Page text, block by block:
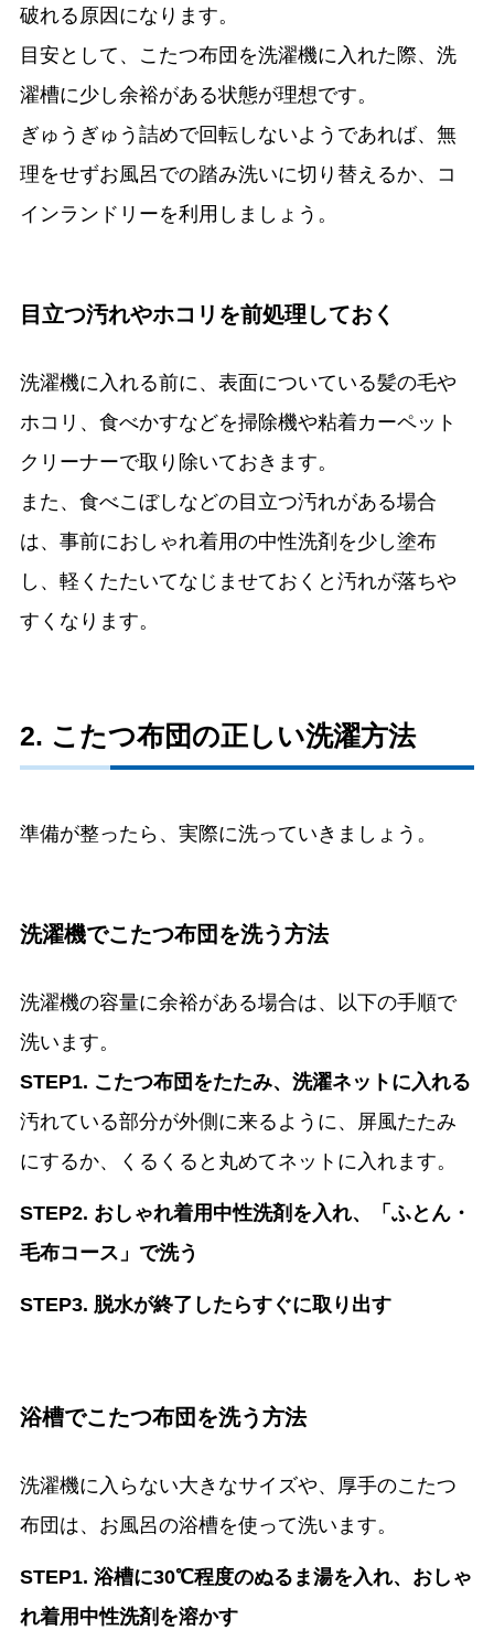
破れる原因になります。
目安として、こたつ布団を洗濯機に入れた際、洗
濯槽に少し余裕がある状態が理想です。
ぎゅうぎゅう詰めで回転しないようであれば、無
理をせずお風呂での踏み洗いに切り替えるか、コ
インランドリーを利用しましょう。
目立つ汚れやホコリを前処理しておく
洗濯機に入れる前に、表面についている髪の毛や
ホコリ、食べかすなどを掃除機や粘着カーペット
クリーナーで取り除いておきます。
また、食べこぼしなどの目立つ汚れがある場合
は、事前におしゃれ着用の中性洗剤を少し塗布
し、軽くたたいてなじませておくと汚れが落ちや
すくなります。
2. こたつ布団の正しい洗濯方法
準備が整ったら、実際に洗っていきましょう。
洗濯機でこたつ布団を洗う方法
洗濯機の容量に余裕がある場合は、以下の手順で
洗います。
STEP1. こたつ布団をたたみ、洗濯ネットに入れる
汚れている部分が外側に来るように、屏風たたみ
にするか、くるくると丸めてネットに入れます。
STEP2. おしゃれ着用中性洗剤を入れ、「ふとん・
毛布コース」で洗う
STEP3. 脱水が終了したらすぐに取り出す
浴槽でこたつ布団を洗う方法
洗濯機に入らない大きなサイズや、厚手のこたつ
布団は、お風呂の浴槽を使って洗います。
STEP1. 浴槽に30℃程度のぬるま湯を入れ、おしゃ
れ着用中性洗剤を溶かす